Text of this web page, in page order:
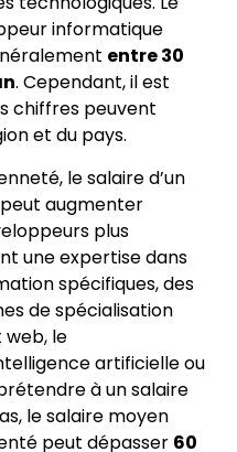
informatique
entre 30
. Cependant, il est
chiffres peuvent
et du pays.
le salaire d’un
augmenter
plus
une expertise dans
spécifiques, des
de spécialisation
le
artificielle ou
à un salaire
le salaire moyen
peut dépasser 60